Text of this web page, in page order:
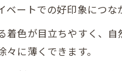
印象を左右する笑顔な
メンズの第一印
自然体で魅せる笑
ートでの好印象につな
色が目立ちやすく、
に薄くできます。